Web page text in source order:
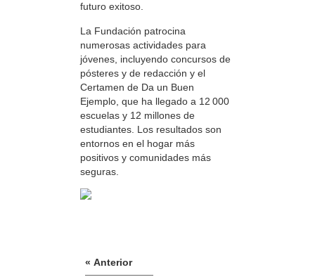
futuro exitoso.
La Fundación patrocina
numerosas actividades para
jóvenes, incluyendo concursos de
pósteres y de redacción y el
Certamen de Da un Buen
Ejemplo, que ha llegado a 12 000
escuelas y 12 millones de
estudiantes. Los resultados son
entornos en el hogar más
positivos y comunidades más
seguras.
« Anterior